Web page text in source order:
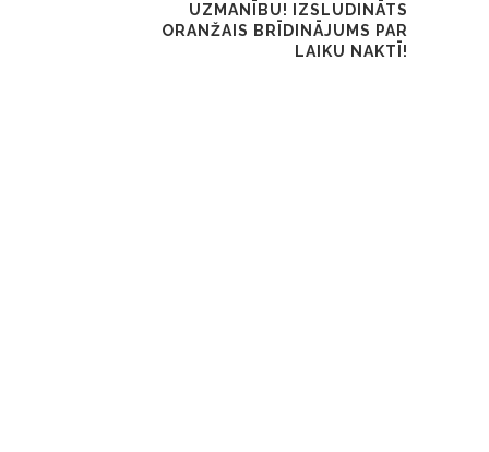
UZMANĪBU! IZSLUDINĀTS
ORANŽAIS BRĪDINĀJUMS PAR
LAIKU NAKTĪ!